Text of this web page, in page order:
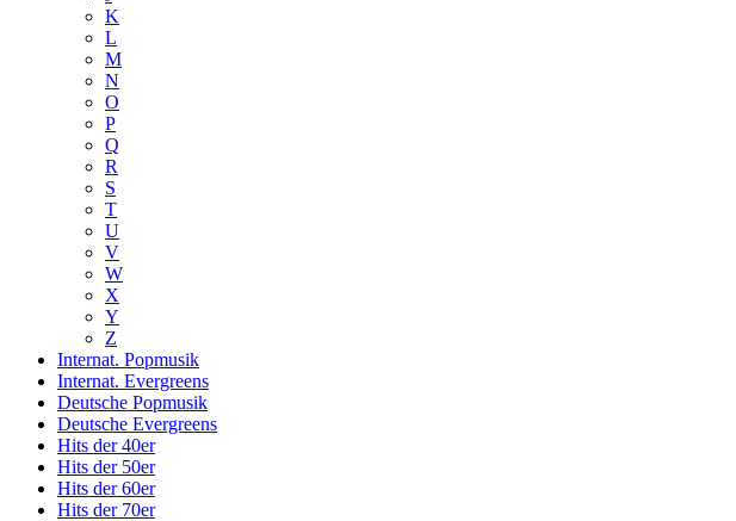
K
L
M
N
O
P
Q
R
S
T
U
V
W
X
Y
Z
Internat. Popmusik
Internat. Evergreens
Deutsche Popmusik
Deutsche Evergreens
Hits der 40er
Hits der 50er
Hits der 60er
Hits der 70er